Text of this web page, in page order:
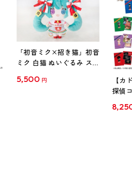
「初音ミク×招き猫」初音
ミク 白猫 ぬいぐるみ スタ
5,500 円
【カ
探偵
クリ